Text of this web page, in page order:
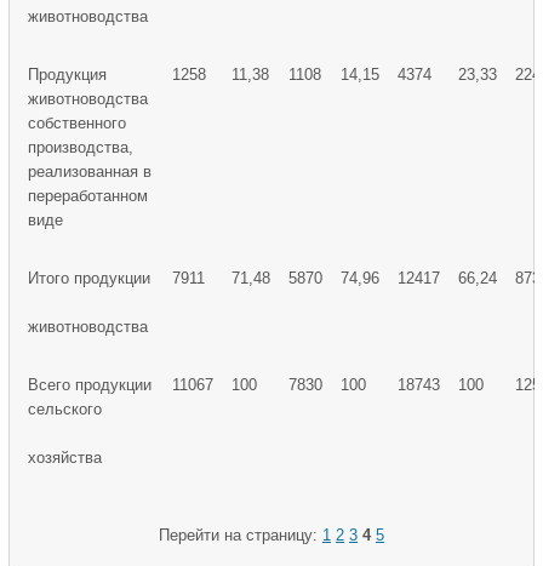
животноводства
Продукция
животноводства
собственного
производства,
реализованная в
переработанном
виде
1258 11,38 1108 14,15 4374 23,33
Итого продукции
животноводства
7911 71,48 5870 74,96 12417 66,24
Всего продукции
сельского
хозяйства
11067 100 7830 100 18743 100
Перейти на страницу: 1 2 3 4 5